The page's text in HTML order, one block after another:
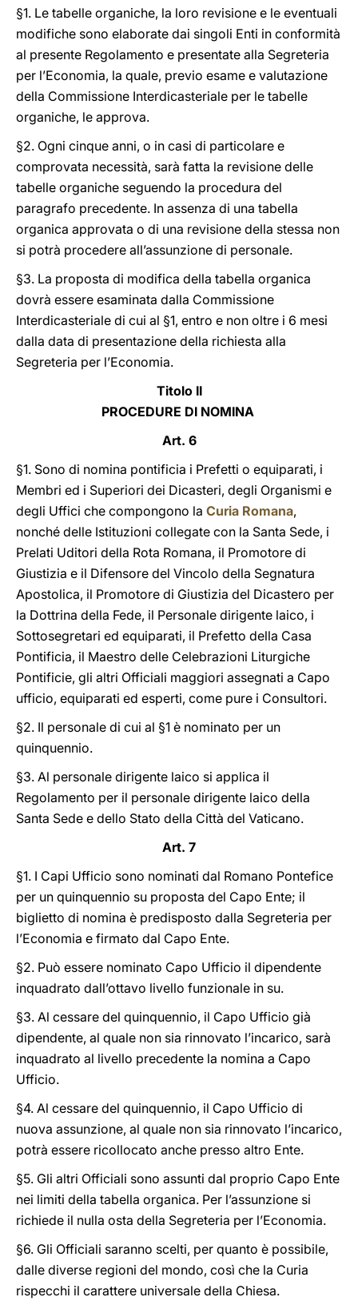
§1. Le tabelle organiche, la loro revisione e le eventuali
modifiche sono elaborate dai singoli Enti in conformità
al presente Regolamento e presentate alla Segreteria
per l’Economia, la quale, previo esame e valutazione
della Commissione Interdicasteriale per le tabelle
organiche, le approva.
§2. Ogni cinque anni, o in casi di particolare e
comprovata necessità, sarà fatta la revisione delle
tabelle organiche seguendo la procedura del
paragrafo precedente. In assenza di una tabella
organica approvata o di una revisione della stessa non
si potrà procedere all’assunzione di personale.
§3. La proposta di modifica della tabella organica
dovrà essere esaminata dalla Commissione
Interdicasteriale di cui al §1, entro e non oltre i 6 mesi
dalla data di presentazione della richiesta alla
Segreteria per l’Economia.
Titolo II
PROCEDURE DI NOMINA
Art. 6
§1. Sono di nomina pontificia i Prefetti o equiparati, i
Membri ed i Superiori dei Dicasteri, degli Organismi e
degli Uffici che compongono la Curia Romana,
nonché delle Istituzioni collegate con la Santa Sede, i
Prelati Uditori della Rota Romana, il Promotore di
Giustizia e il Difensore del Vincolo della Segnatura
Apostolica, il Promotore di Giustizia del Dicastero per
la Dottrina della Fede, il Personale dirigente laico, i
Sottosegretari ed equiparati, il Prefetto della Casa
Pontificia, il Maestro delle Celebrazioni Liturgiche
Pontificie, gli altri Officiali maggiori assegnati a Capo
ufficio, equiparati ed esperti, come pure i Consultori.
§2. Il personale di cui al §1 è nominato per un
quinquennio.
§3. Al personale dirigente laico si applica il
Regolamento per il personale dirigente laico della
Santa Sede e dello Stato della Città del Vaticano.
Art. 7
§1. I Capi Ufficio sono nominati dal Romano Pontefice
per un quinquennio su proposta del Capo Ente; il
biglietto di nomina è predisposto dalla Segreteria per
l’Economia e firmato dal Capo Ente.
§2. Può essere nominato Capo Ufficio il dipendente
inquadrato dall’ottavo livello funzionale in su.
§3. Al cessare del quinquennio, il Capo Ufficio già
dipendente, al quale non sia rinnovato l’incarico, sarà
inquadrato al livello precedente la nomina a Capo
Ufficio.
§4. Al cessare del quinquennio, il Capo Ufficio di
nuova assunzione, al quale non sia rinnovato l’incarico,
potrà essere ricollocato anche presso altro Ente.
§5. Gli altri Officiali sono assunti dal proprio Capo Ente
nei limiti della tabella organica. Per l’assunzione si
richiede il nulla osta della Segreteria per l’Economia.
§6. Gli Officiali saranno scelti, per quanto è possibile,
dalle diverse regioni del mondo, così che la Curia
rispecchi il carattere universale della Chiesa.